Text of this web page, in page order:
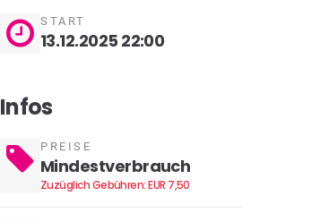
START
13.12.2025 22:00
Infos
PREISE
Mindestverbrauch
Zuzüglich Gebühren: EUR 7,50